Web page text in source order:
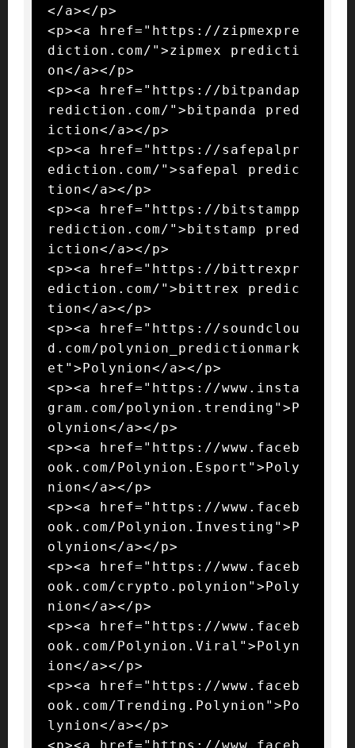
</a></p>
<p><a href="https://zipmexpre
diction.com/">zipmex predicti
on</a></p>
<p><a href="https://bitpandap
rediction.com/">bitpanda pred
iction</a></p>
<p><a href="https://safepalpr
ediction.com/">safepal predic
tion</a></p>
<p><a href="https://bitstampp
rediction.com/">bitstamp pred
iction</a></p>
<p><a href="https://bittrexpr
ediction.com/">bittrex predic
tion</a></p>
<p><a href="https://soundclou
d.com/polynion_predictionmark
et">Polynion</a></p>
<p><a href="https://www.insta
gram.com/polynion.trending">P
olynion</a></p>
<p><a href="https://www.faceb
ook.com/Polynion.Esport">Poly
nion</a></p>
<p><a href="https://www.faceb
ook.com/Polynion.Investing">P
olynion</a></p>
<p><a href="https://www.faceb
ook.com/crypto.polynion">Poly
nion</a></p>
<p><a href="https://www.faceb
ook.com/Polynion.Viral">Polyn
ion</a></p>
<p><a href="https://www.faceb
ook.com/Trending.Polynion">Po
lynion</a></p>